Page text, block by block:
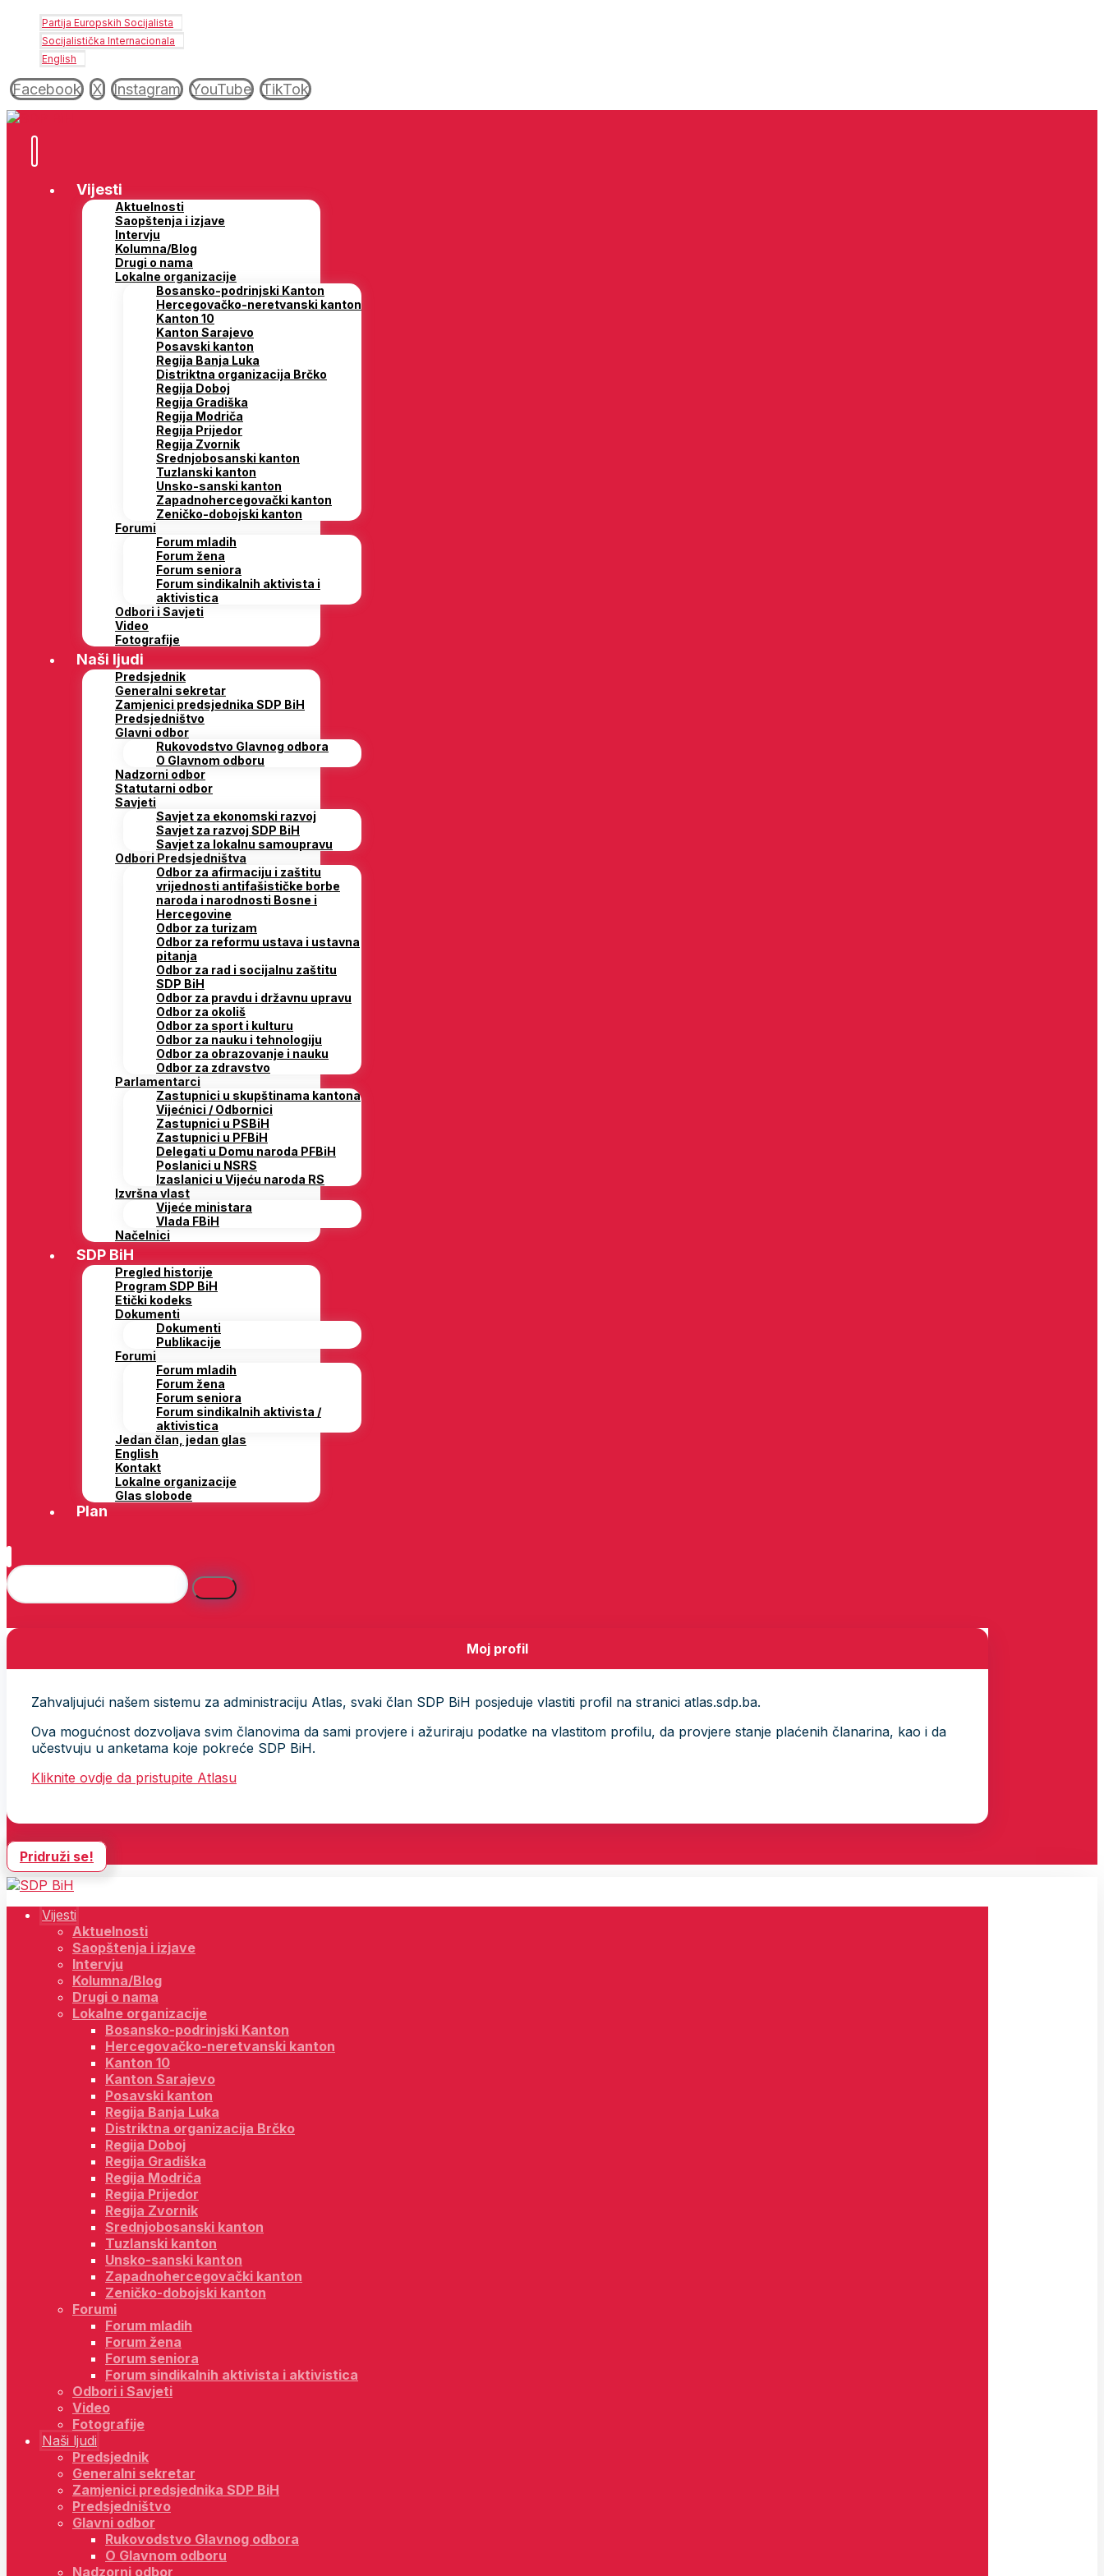
Partija Europskih Socijalista
Socijalistička Internacionala
English
Facebook X Instagram YouTube TikTok
Vijesti
Aktuelnosti
Saopštenja i izjave
Intervju
Kolumna/Blog
Drugi o nama
Lokalne organizacije
Bosansko-podrinjski Kanton
Hercegovačko-neretvanski kanton
Kanton 10
Kanton Sarajevo
Posavski kanton
Regija Banja Luka
Distriktna organizacija Brčko
Regija Doboj
Regija Gradiška
Regija Modriča
Regija Prijedor
Regija Zvornik
Srednjobosanski kanton
Tuzlanski kanton
Unsko-sanski kanton
Zapadnohercegovački kanton
Zeničko-dobojski kanton
Forumi
Forum mladih
Forum žena
Forum seniora
Forum sindikalnih aktivista i
aktivistica
Odbori i Savjeti
Video
Fotografije
Naši ljudi
Predsjednik
Generalni sekretar
Zamjenici predsjednika SDP BiH
Predsjedništvo
Glavni odbor
Rukovodstvo Glavnog odbora
O Glavnom odboru
Nadzorni odbor
Statutarni odbor
Savjeti
Savjet za ekonomski razvoj
Savjet za razvoj SDP BiH
Savjet za lokalnu samoupravu
Odbori Predsjedništva
Odbor za afirmaciju i zaštitu
vrijednosti antifašističke borbe
naroda i narodnosti Bosne i
Hercegovine
Odbor za turizam
Odbor za reformu ustava i ustavna
pitanja
Odbor za rad i socijalnu zaštitu
SDP BiH
Odbor za pravdu i državnu upravu
Odbor za okoliš
Odbor za sport i kulturu
Odbor za nauku i tehnologiju
Odbor za obrazovanje i nauku
Odbor za zdravstvo
Parlamentarci
Zastupnici u skupštinama kantona
Vijećnici / Odbornici
Zastupnici u PSBiH
Zastupnici u PFBiH
Delegati u Domu naroda PFBiH
Poslanici u NSRS
Izaslanici u Vijeću naroda RS
Izvršna vlast
Vijeće ministara
Vlada FBiH
Načelnici
SDP BiH
Pregled historije
Program SDP BiH
Etički kodeks
Dokumenti
Dokumenti
Publikacije
Forumi
Forum mladih
Forum žena
Forum seniora
Forum sindikalnih aktivista /
aktivistica
Jedan član, jedan glas
English
Kontakt
Lokalne organizacije
Glas slobode
Plan
Moj profil
Zahvaljujući našem sistemu za administraciju Atlas, svaki član SDP BiH posjeduje vlastiti profil na stranici atlas.sdp.ba.
Ova mogućnost dozvoljava svim članovima da sami provjere i ažuriraju podatke na vlastitom profilu, da provjere stanje plaćenih članarina, kao i da
učestvuju u anketama koje pokreće SDP BiH.
Kliknite ovdje da pristupite Atlasu
Pridruži se!
Vijesti
Aktuelnosti
Saopštenja i izjave
Intervju
Kolumna/Blog
Drugi o nama
Lokalne organizacije
Bosansko-podrinjski Kanton
Hercegovačko-neretvanski kanton
Kanton 10
Kanton Sarajevo
Posavski kanton
Regija Banja Luka
Distriktna organizacija Brčko
Regija Doboj
Regija Gradiška
Regija Modriča
Regija Prijedor
Regija Zvornik
Srednjobosanski kanton
Tuzlanski kanton
Unsko-sanski kanton
Zapadnohercegovački kanton
Zeničko-dobojski kanton
Forumi
Forum mladih
Forum žena
Forum seniora
Forum sindikalnih aktivista i aktivistica
Odbori i Savjeti
Video
Fotografije
Naši ljudi
Predsjednik
Generalni sekretar
Zamjenici predsjednika SDP BiH
Predsjedništvo
Glavni odbor
Rukovodstvo Glavnog odbora
O Glavnom odboru
Nadzorni odbor